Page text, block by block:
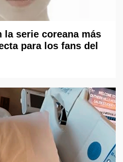
la serie coreana más
para los fans del